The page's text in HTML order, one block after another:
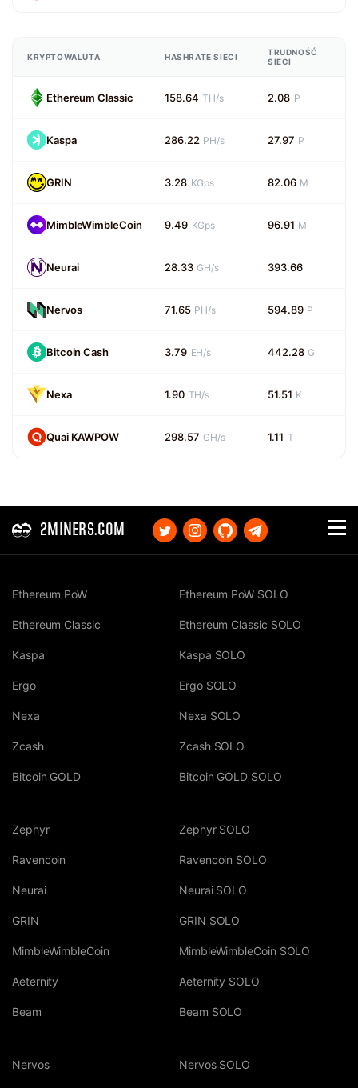
KRYPTOWALUTA HASHRATE SIECI
TRUDNOŚĆ
SIECI
Ethereum Classic 158.64 TH/s 2.08 P
Kaspa 286.22 PH/s 27.97 P
GRIN 3.28 KGps 82.06 M
MimbleWimbleCoin 9.49 KGps 96.91 M
Neurai 28.33 GH/s 393.66
Nervos 71.65 PH/s 594.89 P
Bitcoin Cash 3.79 EH/s 442.28 G
Nexa 1.90 TH/s 51.51 K
Quai KAWPOW 298.57 GH/s 1.11 T
2MINERS.COM
Ethereum PoW
Ethereum Classic
Kaspa
Ergo
Nexa
Zcash
Bitcoin GOLD
Ethereum PoW SOLO
Ethereum Classic SOLO
Kaspa SOLO
Ergo SOLO
Nexa SOLO
Zcash SOLO
Bitcoin GOLD SOLO
Zephyr
Ravencoin
Neurai
GRIN
MimbleWimbleCoin
Aeternity
Beam
Zephyr SOLO
Ravencoin SOLO
Neurai SOLO
GRIN SOLO
MimbleWimbleCoin SOLO
Aeternity SOLO
Beam SOLO
Nervos Nervos SOLO